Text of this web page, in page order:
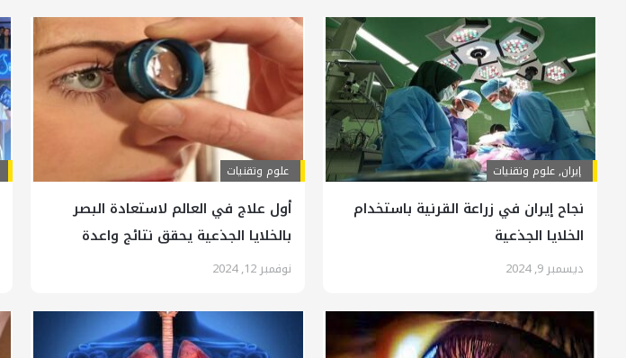
إيران,علوم وتقنيات
نجاح إيران في زراعة القرنية باستخدام
الخلايا الجذعية
ديسمبر 9, 2024
علوم وتقنيات
أول علاج في العالم لاستعادة البصر
بالخلايا الجذعية يحقق نتائج واعدة
نوفمبر 12, 2024